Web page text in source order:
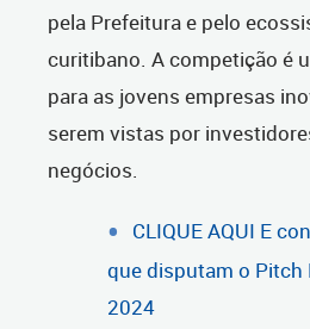
pela Prefeitura e pelo
curitibano. A competição é
para as jovens empresas
serem vistas por
negócios.
CLIQUE AQUI E
que disputam o Pitch
2024